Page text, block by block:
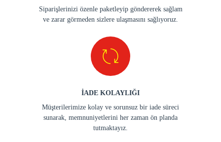
Siparişlerinizi özenle paketleyip göndererek sağlam
ve zarar görmeden sizlere ulaşmasını sağlıyoruz.
İADE KOLAYLIĞI
Müşterilerimize kolay ve sorunsuz bir iade süreci
sunarak, memnuniyetlerini her zaman ön planda
tutmaktayız.